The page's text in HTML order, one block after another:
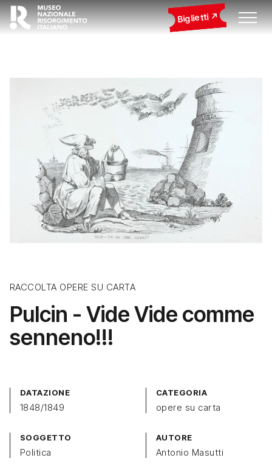
Biglietti
RACCOLTA OPERE SU CARTA
Pulcin - Vide Vide comme
senneno!!!
DATAZIONE
1848/1849
CATEGORIA
opere su carta
SOGGETTO
Politica
AUTORE
Antonio Masutti